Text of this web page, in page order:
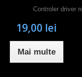
Controler driver
19,00 lei
Mai multe